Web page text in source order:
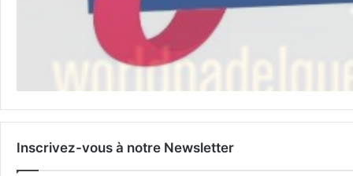
Inscrivez-vous à notre Newsletter